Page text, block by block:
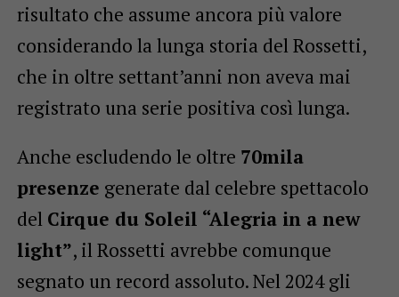
risultato che assume ancora più valore
considerando la lunga storia del Rossetti,
che in oltre settant’anni non aveva mai
registrato una serie positiva così lunga.
Anche escludendo le oltre 70mila
presenze generate dal celebre spettacolo
del Cirque du Soleil “Alegria in a new
light”, il Rossetti avrebbe comunque
segnato un record assoluto. Nel 2024 gli